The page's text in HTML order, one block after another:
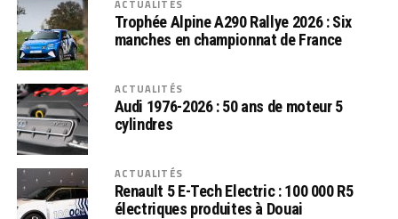
ACTUALITÉS
Trophée Alpine A290 Rallye 2026 : Six
manches en championnat de France
ACTUALITÉS
Audi 1976-2026 : 50 ans de moteur 5
cylindres
ACTUALITÉS
Renault 5 E-Tech Electric : 100 000 R5
électriques produites à Douai